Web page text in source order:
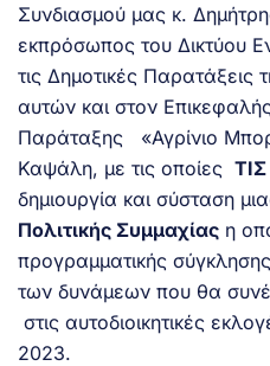
Συνδιασμού μας κ.
εκπρόσωπος του Δικτύου
τις Δημοτικές Παρατάξεις
αυτών και στον
Παράταξης «Αγρίνιο
Καψάλη, με τις οποίες ΤΙΣ
δημιουργία και σύσταση
Πολιτικής Συμμαχίας η
προγραμματικής
των δυνάμεων που θα
στις αυτοδιοικητικές
2023.